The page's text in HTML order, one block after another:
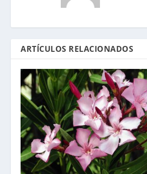
ARTÍCULOS RELACIONADOS